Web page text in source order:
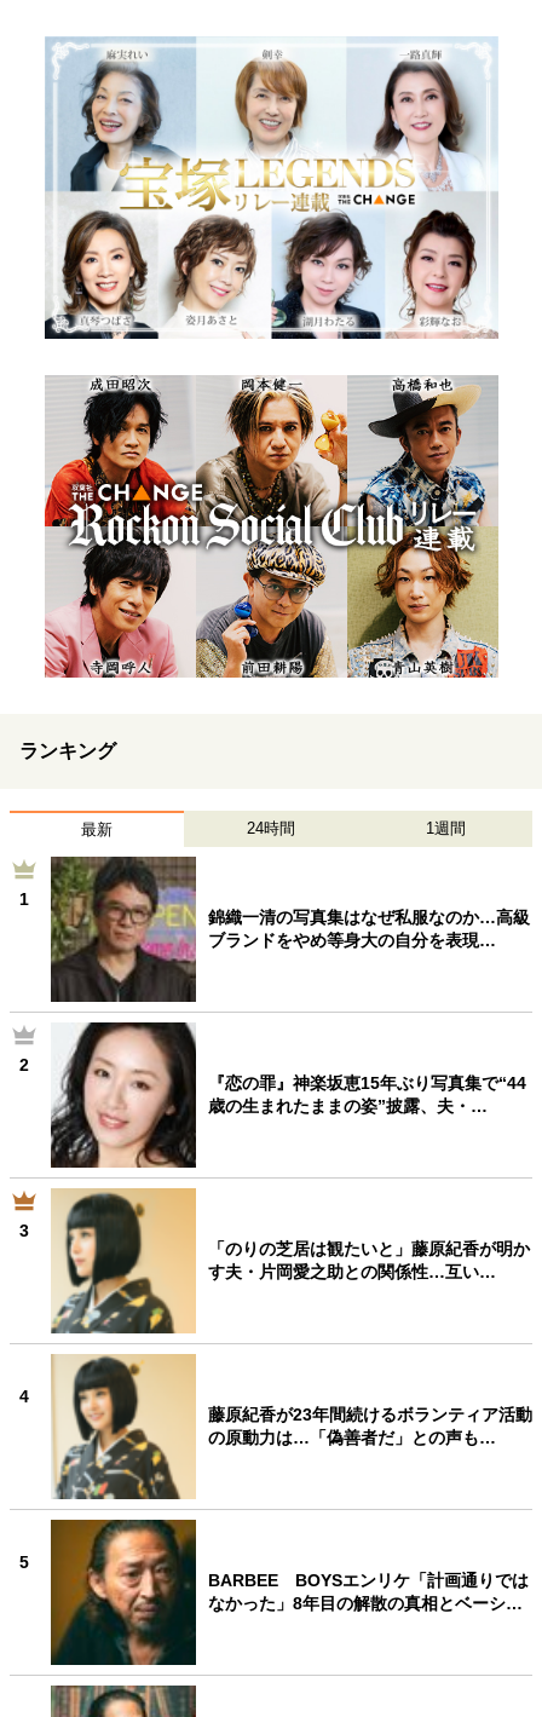
ランキング
最新 24時間 1週間
1
錦織一清の写真集はなぜ私服なのか…高級
ブランドをやめ等身大の自分を表現…
2
『恋の罪』神楽坂恵15年ぶり写真集で“44
歳の生まれたままの姿”披露、夫・…
3
「のりの芝居は観たいと」藤原紀香が明か
す夫・片岡愛之助との関係性…互い…
4
藤原紀香が23年間続けるボランティア活動
の原動力は…「偽善者だ」との声も…
5
BARBEE BOYSエンリケ「計画通りでは
なかった」8年目の解散の真相とベーシ…